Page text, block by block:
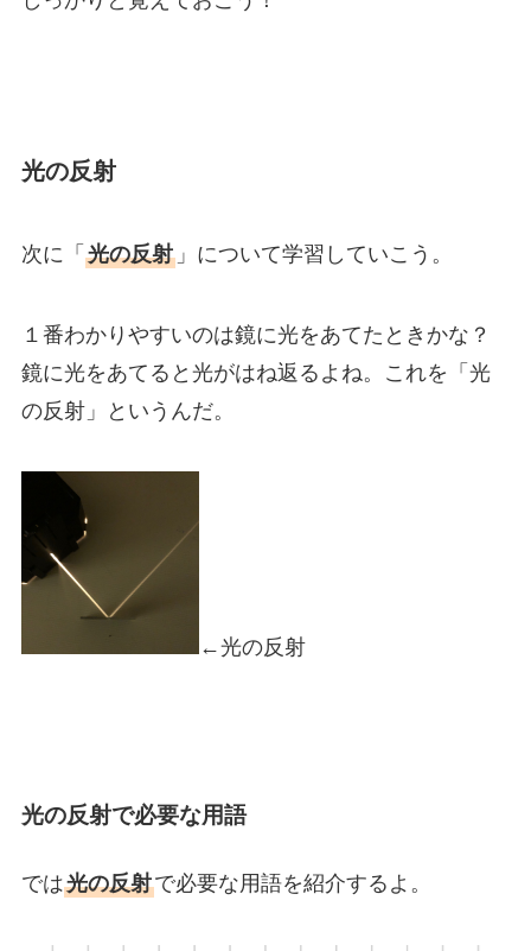
光の反射
次に「 光の反射」について学習していこう。
１番わかりやすいのは鏡に光をあてたときかな？
鏡に光をあてると光がはね返るよね。これを「光
の反射」というんだ。
←光の反射
光の反射で必要な用語
では光の反射で必要な用語を紹介するよ。